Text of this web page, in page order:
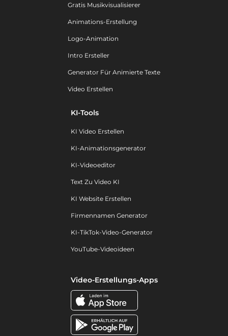
Gratis Musikvisualisierer
Animations-Erstellung
Logo-Animation
Intro Ersteller
Generator Für Animierte Texte
Video Erstellen
KI-Tools
KI Video Erstellen
KI-Animationsgenerator
KI-Videoeditor
Text Zu Video KI
KI Website Erstellen
Firmennamen Generator
KI-TikTok-Video-Generator
YouTube-Videoideen
Video-Erstellungs-Apps